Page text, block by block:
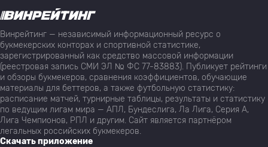
Винрейтинг — независимый информационный ресурс о
букмекерских конторах и спортивной статистике,
зарегистрированный как средство массовой информации
(реестровая запись СМИ ЭЛ № ФС 77-83883). Публикует рейтинги
и обзоры букмекеров, сравнения коэффициентов, обучающие
материалы для беттеров, а также футбольную статистику:
расписание матчей, турнирные таблицы, результаты и статистику
по ведущим лигам мира — АПЛ, Бундеслига, Ла Лига, Серия А,
Лига Чемпионов, РПЛ и другим. Сайт является партнёром
легальных российских букмекеров.
Скачать приложение